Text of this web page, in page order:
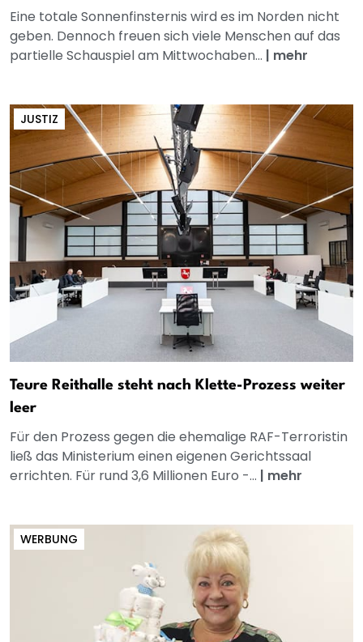
Eine totale Sonnenfinsternis wird es im Norden nicht
geben. Dennoch freuen sich viele Menschen auf das
partielle Schauspiel am Mittwochaben... | mehr
JUSTIZ
Teure Reithalle steht nach Klette-Prozess weiter
leer
Für den Prozess gegen die ehemalige RAF-Terroristin
ließ das Ministerium einen eigenen Gerichtssaal
errichten. Für rund 3,6 Millionen Euro -... | mehr
WERBUNG